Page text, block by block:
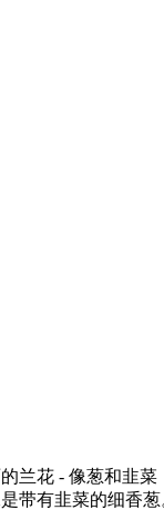
兰花 - 像葱和韭
带有韭菜的细香